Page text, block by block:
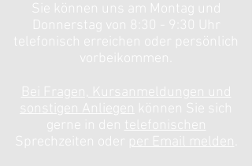
Sie können uns am Montag und
Donnerstag von 8:30 - 9:30 Uhr
telefonisch erreichen oder persönlich
vorbeikommen.
Bei Fragen, Kursanmeldungen und
sonstigen Anliegen können Sie sich
gerne in den telefonischen
Sprechzeiten oder
per Email melden